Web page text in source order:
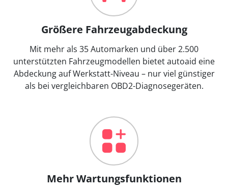
Größere Fahrzeugabdeckung
Mit mehr als 35 Automarken und über 2.500
unterstützten Fahrzeugmodellen bietet autoaid eine
Abdeckung auf Werkstatt-Niveau – nur viel günstiger
als bei vergleichbaren OBD2-Diagnosegeräten.
Mehr Wartungsfunktionen